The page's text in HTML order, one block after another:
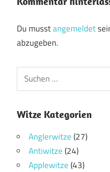
Du musstangemeldet
abzugeben.
Witze Kategorien
Anglerwitze(27)
Antiwitze(24)
Applewitze(43)